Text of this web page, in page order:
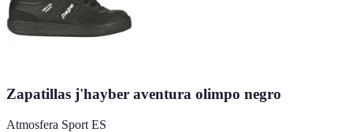
Zapatillas j'hayber aventura olimpo negro
Atmosfera Sport ES